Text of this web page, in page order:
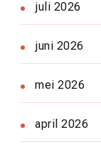
juli 2026
juni 2026
mei 2026
april 2026